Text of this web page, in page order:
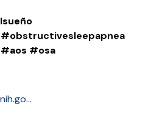
#obstructivesleepapnea
#aos #osa